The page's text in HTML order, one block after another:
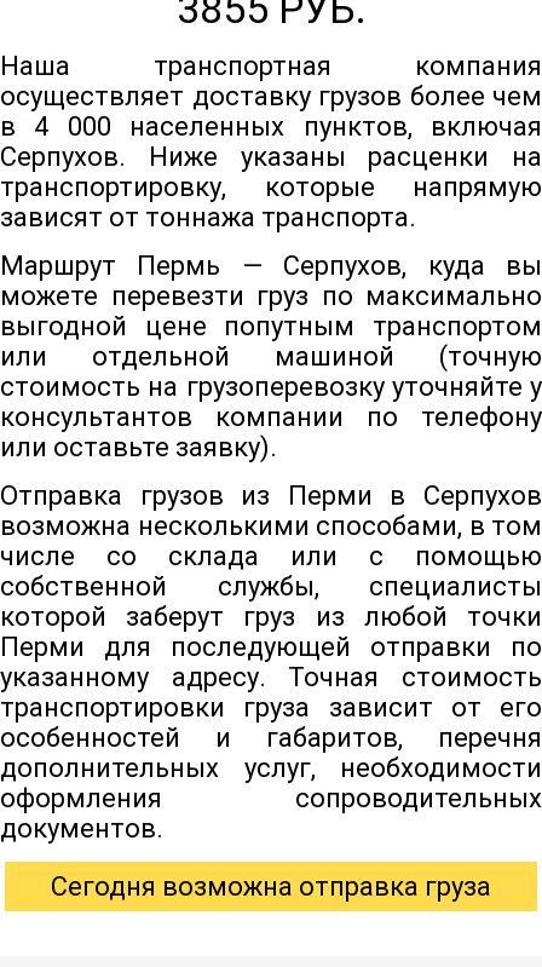
Наша транспортная компания
осуществляет доставку грузов более чем
в 4 000 населенных пунктов, включая
Серпухов. Ниже указаны расценки на
транспортировку, которые напрямую
зависят от тоннажа транспорта.
Маршрут Пермь — Серпухов, куда вы
можете перевезти груз по максимально
выгодной цене попутным транспортом
или отдельной машиной (точную
стоимость на грузоперевозку уточняйте у
консультантов компании по телефону
или оставьте заявку).
Отправка грузов из Перми в Серпухов
возможна несколькими способами, в том
числе со склада или с помощью
собственной службы, специалисты
которой заберут груз из любой точки
Перми для последующей отправки по
указанному адресу. Точная стоимость
транспортировки груза зависит от его
особенностей и габаритов, перечня
дополнительных услуг, необходимости
оформления сопроводительных
документов.
Сегодня возможна отправка груза